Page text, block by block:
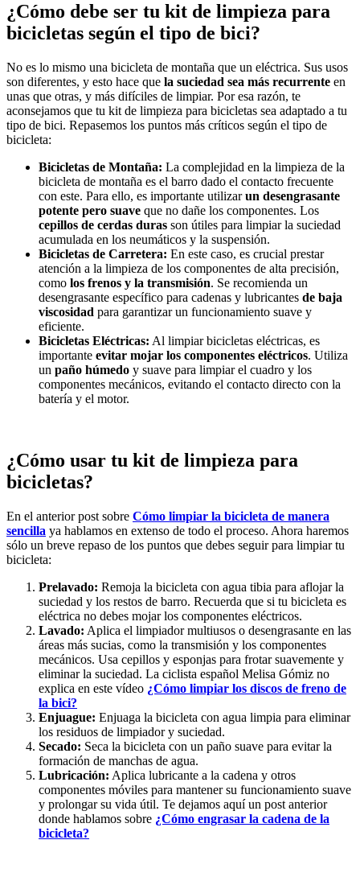
¿Cómo debe ser tu kit de limpieza para
bicicletas según el tipo de bici?
No es lo mismo una bicicleta de montaña que un eléctrica. Sus usos
son diferentes, y esto hace que la suciedad sea más recurrente en
unas que otras, y más difíciles de limpiar. Por esa razón, te
aconsejamos que tu kit de limpieza para bicicletas sea adaptado a tu
tipo de bici. Repasemos los puntos más críticos según el tipo de
bicicleta:
Bicicletas de Montaña: La complejidad en la limpieza de la
bicicleta de montaña es el barro dado el contacto frecuente
con este. Para ello, es importante utilizarun desengrasante
potente pero suave que no dañe los componentes. Los
cepillos de cerdas duras son útiles para limpiar la suciedad
acumulada en los neumáticos y la suspensión.
Bicicletas de Carretera: En este caso, es crucial prestar
atención a la limpieza de los componentes de alta precisión,
como los frenos y la transmisión. Se recomienda un
desengrasante específico para cadenas y lubricantes de baja
viscosidad para garantizar un funcionamiento suave y
eficiente.
Bicicletas Eléctricas: Al limpiar bicicletas eléctricas, es
importante evitar mojar los componentes eléctricos. Utiliza
un paño húmedo y suave para limpiar el cuadro y los
componentes mecánicos, evitando el contacto directo con la
batería y el motor.
¿Cómo usar tu kit de limpieza para
bicicletas?
En el anterior post sobre Cómo limpiar la bicicleta de manera
sencilla ya hablamos en extenso de todo el proceso. Ahora haremos
sólo un breve repaso de los puntos que debes seguir para limpiar tu
bicicleta:
Prelavado: Remoja la bicicleta con agua tibia para aflojar la
suciedad y los restos de barro. Recuerda que si tu bicicleta es
eléctrica no debes mojar los componentes eléctricos.
Lavado: Aplica el limpiador multiusos o desengrasante en las
áreas más sucias, como la transmisión y los componentes
mecánicos. Usa cepillos y esponjas para frotar suavemente y
eliminar la suciedad. La ciclista español Melisa Gómiz no
explica en este vídeo ¿Cómo limpiar los discos de freno de
la bici?
Enjuague: Enjuaga la bicicleta con agua limpia para eliminar
los residuos de limpiador y suciedad.
Secado: Seca la bicicleta con un paño suave para evitar la
formación de manchas de agua.
Lubricación: Aplica lubricante a la cadena y otros
componentes móviles para mantener su funcionamiento suave
y prolongar su vida útil. Te dejamos aquí un post anterior
donde hablamos sobre ¿Cómo engrasar la cadena de la
bicicleta?